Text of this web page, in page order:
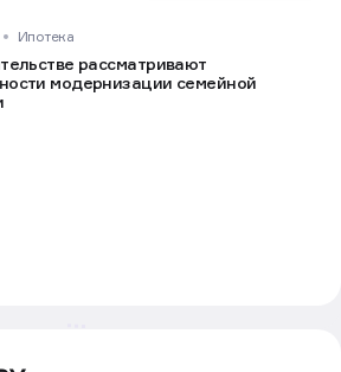
Ипотека
рассматривают
модернизации семейной